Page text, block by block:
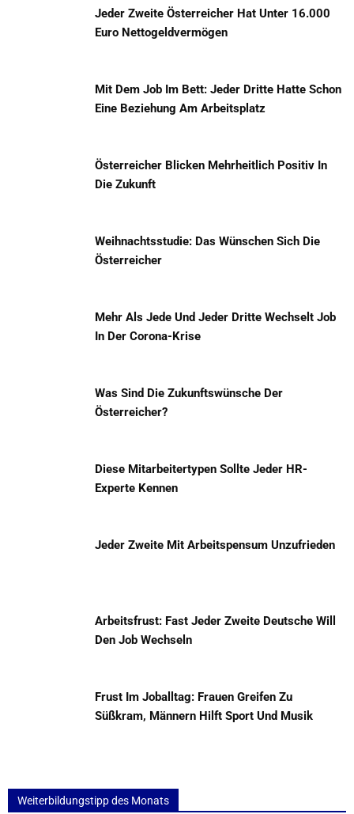
Jeder Zweite Österreicher Hat Unter 16.000
Euro Nettogeldvermögen
Mit Dem Job Im Bett: Jeder Dritte Hatte Schon
Eine Beziehung Am Arbeitsplatz
Österreicher Blicken Mehrheitlich Positiv In
Die Zukunft
Weihnachtsstudie: Das Wünschen Sich Die
Österreicher
Mehr Als Jede Und Jeder Dritte Wechselt Job
In Der Corona-Krise
Was Sind Die Zukunftswünsche Der
Österreicher?
Diese Mitarbeitertypen Sollte Jeder HR-
Experte Kennen
Jeder Zweite Mit Arbeitspensum Unzufrieden
Arbeitsfrust: Fast Jeder Zweite Deutsche Will
Den Job Wechseln
Frust Im Joballtag: Frauen Greifen Zu
Süßkram, Männern Hilft Sport Und Musik
Weiterbildungstipp des Monats